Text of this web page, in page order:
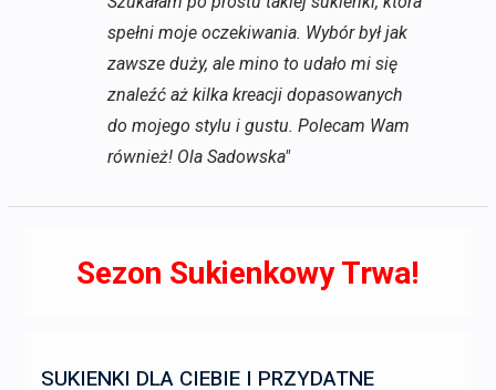
spełni moje oczekiwania. Wybór był jak
zawsze duży, ale mino to udało mi się
znaleźć aż kilka kreacji dopasowanych
do mojego stylu i gustu. Polecam Wam
również! Ola Sadowska"
Sezon Sukienkowy Trwa!
SUKIENKI DLA CIEBIE I PRZYDATNE